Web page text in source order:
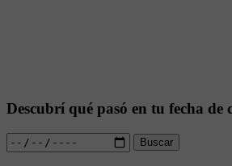
Descubrí qué pasó en tu fecha de
Buscar